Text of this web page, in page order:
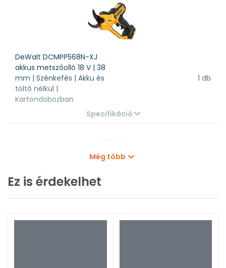
Kapcsolódó cikkek
2026. jan. 27.
DeWalt DCMPP568N-XJ
akkus metszőolló 18 V | 38
mm | Szénkefés | Akku és
töltő nélkül |
Kartondobozban
1 db
Specifikáció
DeWalt DCB184-XJ
akkumulátor 18 V | 5 Ah
Még több
Ez is érdekelhet